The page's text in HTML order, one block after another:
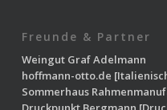
Freunde & Partner
Weingut Graf Adelmann
hoffmann-otto.de
Sommerhaus